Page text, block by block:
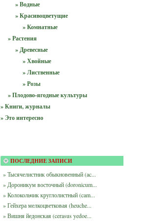
» Водные
» Красивоцветущие
» Комнатные
» Растения
» Древесные
» Хвойные
» Лиственные
» Розы
» Плодово-ягодные культуры
» Книги, журналы
» Это интересно
ПОСЛЕДНИЕ ЗАПИСИ
» Тысячелистник обыкновенный (ac...
» Дороникум восточный (doronicum...
» Колокольчик круглолистный (cam...
» Гейхера мелкоцветковая (heuche...
» Вишня йедонская (cerasus yedoe...